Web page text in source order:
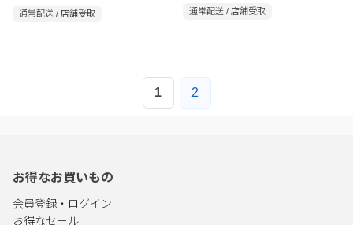
通常配送 / 店舗受取 通常配送 / 店舗受取
1 2
お得なお買いもの
会員登録・ログイン
お得なセール